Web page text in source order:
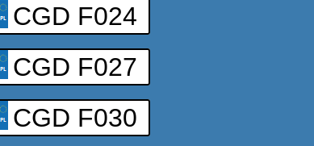
CGD F024
CGD F027
CGD F030